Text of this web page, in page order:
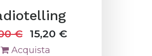
€ 15,20 €
Acquista